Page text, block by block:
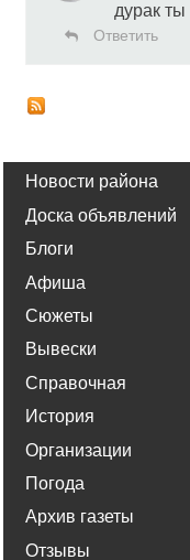
дурак ты
Ответить
Новости района
Доска объявлений
Блоги
Афиша
Сюжеты
Вывески
Справочная
История
Организации
Погода
Архив газеты
Отзывы